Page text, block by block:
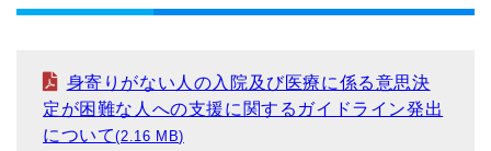
身寄りがない人の入院及び医療に係る意思決
定が困難な人への支援に関するガイドライン発出
について 2.16 MB